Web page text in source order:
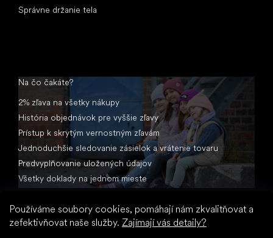
Používáme soubory cookies, pomáhají nám zkvalitňovat a
zefektivňovat naše služby. Zajímají vás detaily?
Správne držanie tela
Na čo čakáte?
2% zľava na všetky nákupy
História objednávok pre vyššie zľavy
Prístup k skrytým vernostným zľavám
Jednoduchšie sledovanie zásielok a vrátenie tovaru
Predvyplňovanie uložených údajov
Všetky doklady na jednom mieste